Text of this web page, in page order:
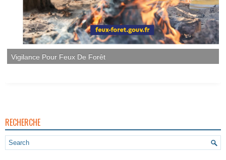
RECHERCHE